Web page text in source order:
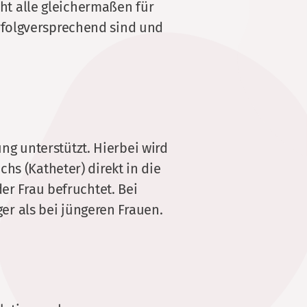
alle gleichermaßen für
sind und
unterstützt. Hierbei wird
(Katheter) direkt in die
Frau befruchtet. Bei
als bei jüngeren Frauen.